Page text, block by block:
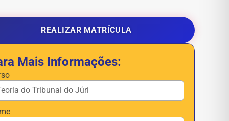
REALIZAR MATRÍCULA
Mais Informações: